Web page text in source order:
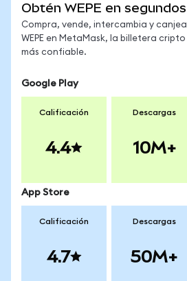
Obtén WEPE en segundos
Compra, vende, intercambia y canjea
WEPE en MetaMask, la billetera cripto
más confiable.
Google Play
Calificación
4.4
Descargas
10M+
App Store
Calificación
4.7
Descargas
50M+